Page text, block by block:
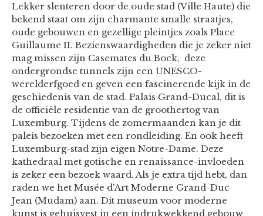
Lekker slenteren door de oude stad (Ville Haute) die
bekend staat om zijn charmante smalle straatjes,
oude gebouwen en gezellige pleintjes zoals Place
Guillaume II. Bezienswaardigheden die je zeker niet
mag missen zijn Casemates du Bock, deze
ondergrondse tunnels zijn een UNESCO-
werelderfgoed en geven een fascinerende kijk in de
geschiedenis van de stad. Palais Grand-Ducal, dit is
de officiële residentie van de groothertog van
Luxemburg. Tijdens de zomermaanden kan je dit
paleis bezoeken met een rondleiding. En ook heeft
Luxemburg-stad zijn eigen Notre-Dame. Deze
kathedraal met gotische en renaissance-invloeden
is zeker een bezoek waard. Als je extra tijd hebt, dan
raden we het Musée d'Art Moderne Grand-Duc
Jean (Mudam) aan. Dit museum voor moderne
kunst is gehuisvest in een indrukwekkend gebouw